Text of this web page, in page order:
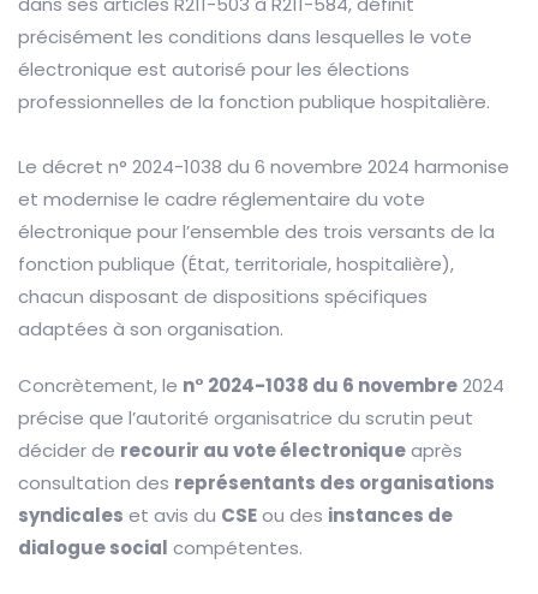
précisément les conditions dans lesquelles le vote
électronique est autorisé pour les élections
professionnelles de la fonction publique hospitalière.
Le décret n° 2024-1038 du 6 novembre 2024 harmonise
et modernise le cadre réglementaire du vote
électronique pour l’ensemble des trois versants de la
fonction publique (État, territoriale, hospitalière),
chacun disposant de dispositions spécifiques
adaptées à son organisation.
Concrètement, le n° 2024-1038 du 6 novembre2024
précise que l’autorité organisatrice du scrutin peut
décider de recourir au vote électroniqueaprès
consultation des représentants des organisations
syndicales et avis du CSEou des instances de
dialogue social compétentes.